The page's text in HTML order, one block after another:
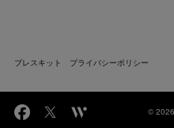
プレスキット プライバシーポリシー
©